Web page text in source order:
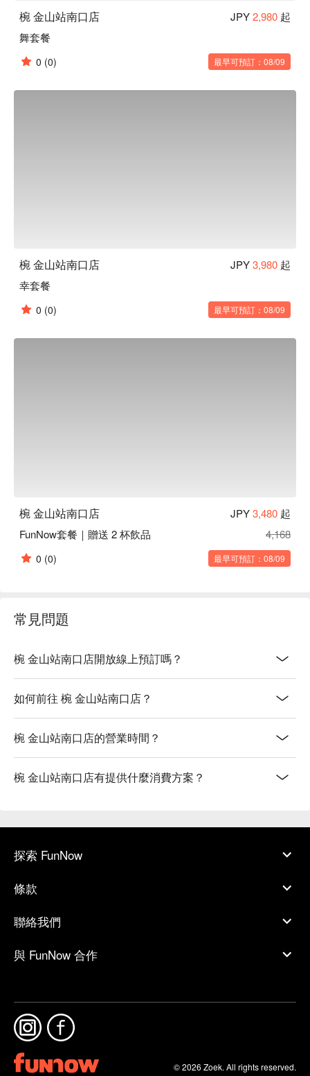
椀 金山站南口店 JPY2,980 起
舞套餐
0 (0) 最早可預訂：08/09
椀 金山站南口店 JPY3,980 起
幸套餐
0 (0) 最早可預訂：08/09
椀 金山站南口店 JPY3,480 起
FunNow套餐｜贈送 2 杯飲品
4,168
0 (0) 最早可預訂：08/09
常見問題
椀 金山站南口店開放線上預訂嗎？
如何前往 椀 金山站南口店？
椀 金山站南口店的營業時間？
椀 金山站南口店有提供什麼消費方案？
探索 FunNow
條款
聯絡我們
與 FunNow 合作
© 2026 Zoek. All rights reserved.